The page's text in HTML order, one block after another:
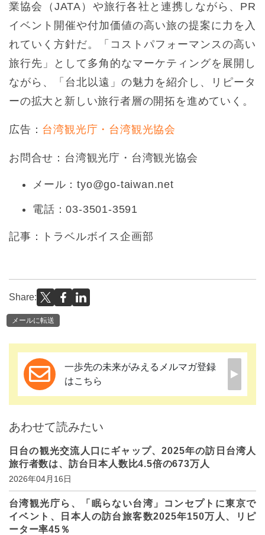
業協会（JATA）や旅行各社と連携しながら、PR
イベント開催や付加価値の高い旅の提案に力を入
れていく方針だ。「コストパフォーマンスの高い
旅行先」として多角的なマーケティングを展開し
ながら、「台北以遠」の魅力を紹介し、リピータ
ーの拡大と新しい旅行者層の開拓を進めていく。
広告： 台湾観光庁・台湾観光協会
お問合せ：台湾観光庁・台湾観光協会
メール：tyo@go-taiwan.net
電話：03-3501-3591
記事：トラベルボイス企画部
Share:
メールに転送
一歩先の未来がみえるメルマガ登録
はこちら
あわせて読みたい
日台の観光交流人口にギャップ、2025年の訪日台湾人
旅行者数は、訪台日本人数比4.5倍の673万人
2026年04月16日
台湾観光庁ら、「眠らない台湾」コンセプトに東京で
イベント、日本人の訪台旅客数2025年150万人、リピ
ーター率45％